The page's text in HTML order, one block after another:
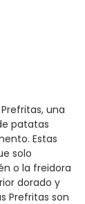
una
patatas
Estas
solo
o la freidora
dorado y
Prefritas son